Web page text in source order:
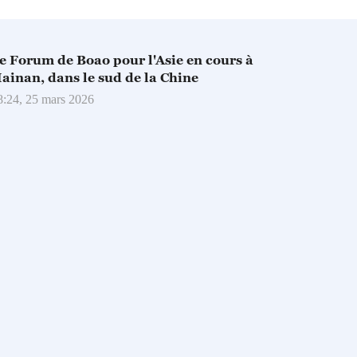
Forum de Boao pour l'Asie en cours à
dans le sud de la Chine
25 mars 2026